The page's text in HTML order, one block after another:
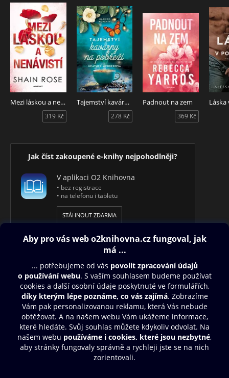
Mezi láskou a nenávistí
319 Kč
Tajemství kavárny na pobřeží
278 Kč
Padnout na zem
369 Kč
Jak číst zakoupené e-knihy nejpohodlněji?
V aplikaci O2 Knihovna
• bez registrace
• na telefonu i tabletu
STÁHNOUT ZDARMA
Obsah ke stažení
Moje O2 Knihovna
Další zábava